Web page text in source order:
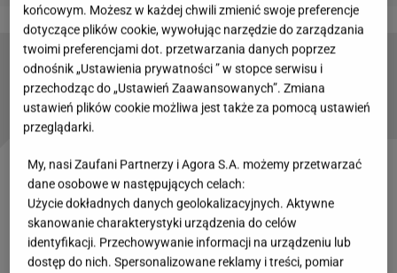
Tomasz Kammel ma elegancki apartament w
centrum stolicy. Sypialnia jak z hotelu
Zobacz wideoJoanna Krupa pozowała na ściance z
córką. Mała Asha wysyłała buziaki reporterom
Kalifornijska posiadłość Joanny Krupy. Jest
końcowym. Możesz w każdej chwili zmienić swoje preferencje
dotyczące plików cookie, wywołując narzędzie do zarządzania
twoimi preferencjami dot. przetwarzania danych poprzez
odnośnik „Ustawienia prywatności ” w stopce serwisu i
przechodząc do „Ustawień Zaawansowanych”. Zmiana
ustawień plików cookie możliwa jest także za pomocą ustawień
przeglądarki.
My, nasi Zaufani Partnerzy i Agora S.A. możemy przetwarzać
dane osobowe w następujących celach:
Użycie dokładnych danych geolokalizacyjnych. Aktywne
skanowanie charakterystyki urządzenia do celów
identyfikacji. Przechowywanie informacji na urządzeniu lub
dostęp do nich. Spersonalizowane reklamy i treści, pomiar